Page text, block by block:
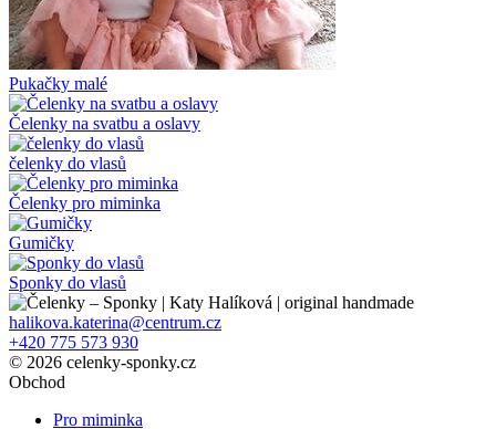
Pukačky malé
Čelenky na svatbu a oslavy
čelenky do vlasů
Čelenky pro miminka
Gumičky
Sponky do vlasů
halikova.katerina@centrum.cz
+420 775 573 930
© 2026 celenky-sponky.cz
Obchod
Pro miminka